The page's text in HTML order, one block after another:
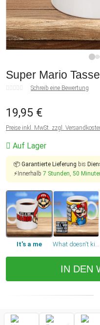
Super Mario
Schreib eine Bewertung
19,95 €
Preise inkl. MwSt. zzgl.
Auf Lager
📦 Garantierte Lieferung bis
⚡Innerhalb 7 Stunden, 50
It's a me What doesn't kill you
IN DEN